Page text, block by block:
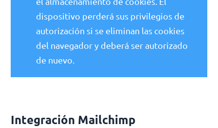
dispositivo perderá sus privilegios de
autorización si se eliminan las cookies
del navegador y deberá ser autorizado
de nuevo.
Integración Mailchimp